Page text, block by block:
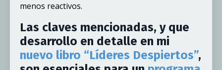
menos reactivos.
Las claves mencionadas, y que
desarrollo en detalle en mi
nuevo libro “Líderes Despiertos”,